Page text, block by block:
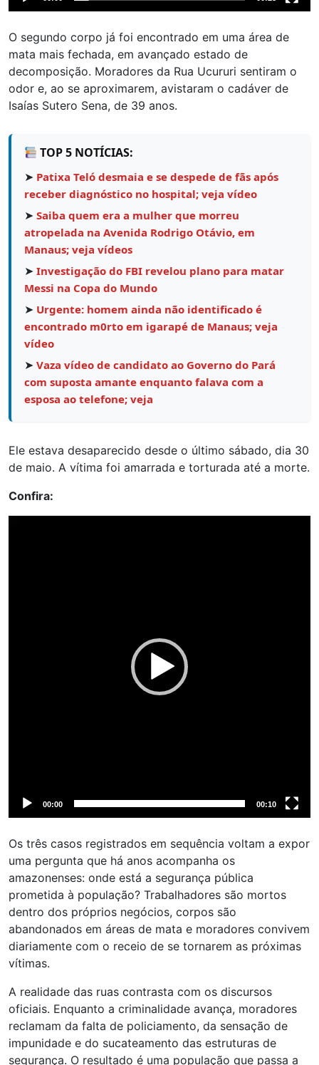
O segundo corpo já foi encontrado em uma área de
mata mais fechada, em avançado estado de
decomposição. Moradores da Rua Ucururi sentiram o
odor e, ao se aproximarem, avistaram o cadáver de
Isaías Sutero Sena, de 39 anos.
TOP 5 NOTÍCIAS:
➤ Patixa Teló desmaia e se despede de fãs após
receber diagnóstico no hospital; veja vídeo
➤ Saiba quem era a mulher que morreu
atropelada na Avenida Rodrigo Otávio, em
Manaus; veja vídeos
➤ Investigação do FBI revelou plano para matar
Messi na Copa do Mundo
➤ Urgente: homem ainda não identificado é
encontrado m0rto em igarapé de Manaus; veja
vídeo
➤ Vaza vídeo de candidato ao Governo do Pará
com suposta amante enquanto falava com a
esposa ao telefone; veja
Ele estava desaparecido desde o último sábado, dia 30
de maio. A vítima foi amarrada e torturada até a morte.
Confira:
00:00 00:10
Os três casos registrados em sequência voltam a expor
uma pergunta que há anos acompanha os
amazonenses: onde está a segurança pública
prometida à população? Trabalhadores são mortos
dentro dos próprios negócios, corpos são
abandonados em áreas de mata e moradores convivem
diariamente com o receio de se tornarem as próximas
vítimas.
A realidade das ruas contrasta com os discursos
oficiais. Enquanto a criminalidade avança, moradores
reclamam da falta de policiamento, da sensação de
impunidade e do sucateamento das estruturas de
segurança. O resultado é uma população que passa a